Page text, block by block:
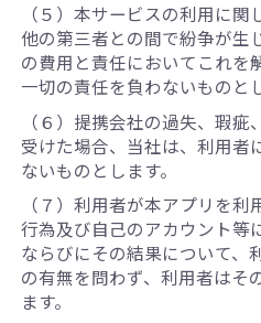
（５）本サービスの利用に
他の第三者との間で紛争が生
の費用と責任においてこれを
一切の責任を負わないものと
（６）提携会社の過失、瑕
受けた場合、当社は、利用者
ないものとします。
（７）利用者が本アプリを
行為及び自己のアカウント等
ならびにその結果について、
の有無を問わず、利用者はそ
ます。